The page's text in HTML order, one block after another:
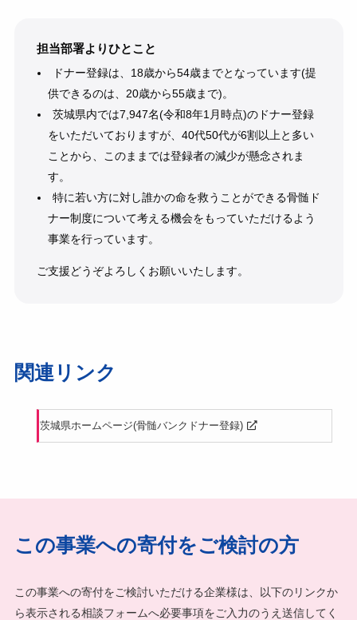
担当部署よりひとこと
ドナー登録は、18歳から54歳までとなっています(提
供できるのは、20歳から55歳まで)。
茨城県内では7,947名(令和8年1月時点)のドナー登録
をいただいておりますが、40代50代が6割以上と多い
ことから、このままでは登録者の減少が懸念されま
す。
特に若い方に対し誰かの命を救うことができる骨髄ド
ナー制度について考える機会をもっていただけるよう
事業を行っています。
ご支援どうぞよろしくお願いいたします。
関連リンク
茨城県ホームページ(骨髄バンクドナー登録)
この事業への寄付をご検討の方
この事業への寄付をご検討いただける企業様は、以下のリンクか
ら表示される相談フォームへ必要事項をご入力のうえ送信してく